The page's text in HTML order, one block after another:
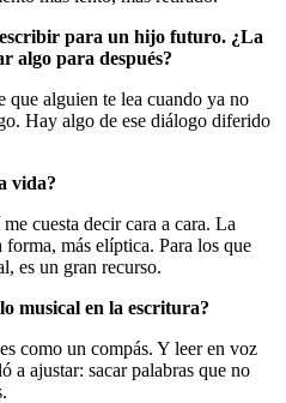
para un hijo futuro. ¿La
algo para después?
que alguien te lea cuando ya no
Hay algo de ese diálogo diferido
vida?
cuesta decir cara a cara. La
más elíptica. Para los que
es un gran recurso.
musical en la escritura?
como un compás. Y leer en voz
a ajustar: sacar palabras que no